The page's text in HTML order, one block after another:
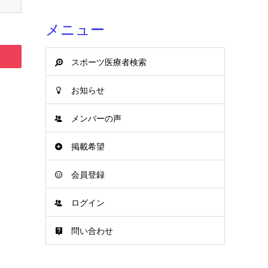
メニュー
スポーツ医療者検索
お知らせ
メンバーの声
掲載希望
会員登録
ログイン
問い合わせ